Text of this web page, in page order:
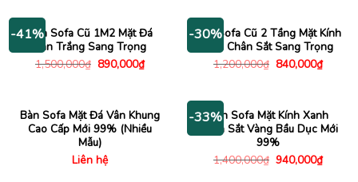
790,000₫.
-41%Bàn Sofa Cũ 1M2 Mặt Đá
Vân Trắng Sang Trọng
1,500,000₫ Giá
890,000₫Giá
hiện
890,000₫.
-30%
Bàn Sofa Cũ 2 Tầng Mặt Kính
Đen Chân Sắt Sang Trọng
1,200,000₫ Giá
840,000₫Giá
hiện
Bàn Sofa Mặt Đá Vân Khung
Cao Cấp Mới 99% (Nhiều
Mẫu)
Liên hệ
-33%Bàn Sofa Mặt Kính Xanh
Chân Sắt Vàng Bầu Dục Mới
99%
1,400,000₫ Giá
940,000₫Giá
hiện